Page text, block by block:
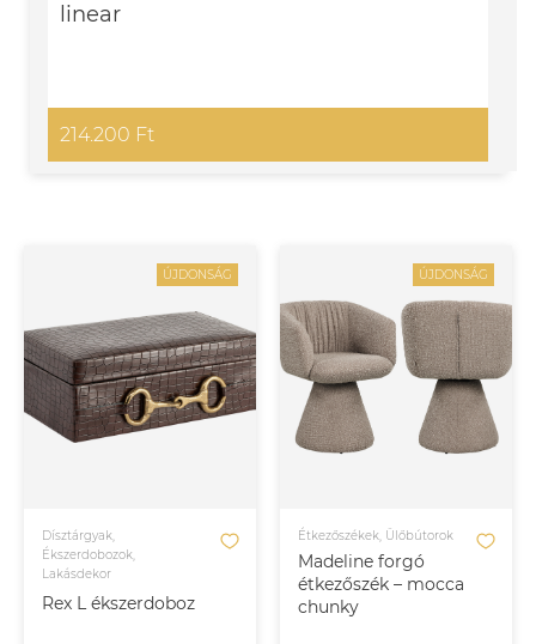
linear
214.200 Ft
ÚJDONSÁG
Rex L ékszerdoboz
Dísztárgyak,
Ékszerdobozok,
Lakásdekor
ÚJDONSÁG
Madeline forgó
étkezőszék – mocca
chunky
Étkezőszékek, Ülőbútorok